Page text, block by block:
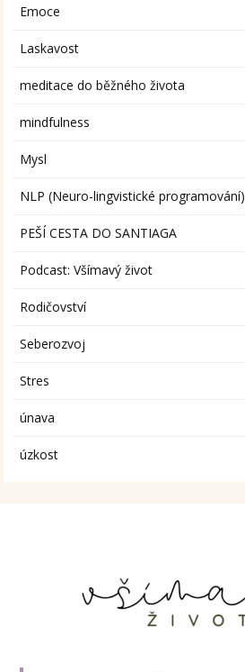
Emoce
Laskavost
meditace do běžného života
mindfulness
Mysl
NLP (Neuro-lingvistické programování)
PEŠÍ CESTA DO SANTIAGA
Podcast: Všímavý život
Rodičovství
Seberozvoj
Stres
únava
úzkost